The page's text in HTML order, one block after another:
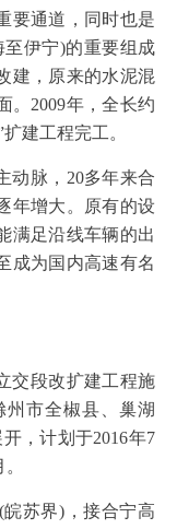
要通道，同时也是
至伊宁)的重要组成
建，原来的水泥混
。2009年，全长约
建工程完工。
动脉，20多年来合
年增大。原有的设
满足沿线车辆的出
成为国内高速有名
交段改扩建工程施
市全椒县、巢湖
，计划于2016年7
苏界)，接合宁高